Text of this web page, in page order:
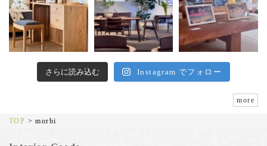
さらに読み込む Instagram でフォロー
more
TOP >morbi